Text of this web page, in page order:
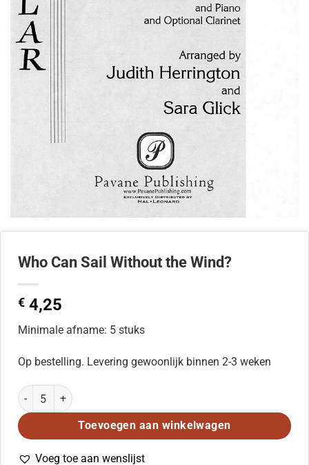
Who Can Sail Without the Wind?
€ 4,25
Minimale afname: 5 stuks
Op bestelling. Levering gewoonlijk binnen 2-3 weken
Who Can Sail Without the Wind? aantal
Toevoegen aan winkelwagen
Voeg toe aan wenslijst